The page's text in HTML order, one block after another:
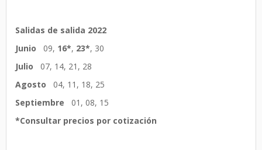
Salidas de salida 2022
Junio 09, 16*, 23*, 30
Julio 07, 14, 21, 28
Agosto 04, 11, 18, 25
Septiembre 01, 08, 15
*Consultar precios por cotización